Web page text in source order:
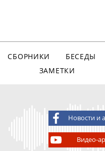
СБОРНИКИ БЕСЕДЫ
ЗАМЕТКИ
Новости и
Видео-